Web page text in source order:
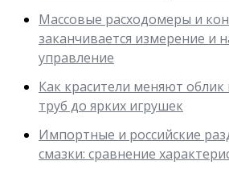
Массовые расходомеры и
заканчивается измерение и
управление
Как красители меняют облик
труб до ярких игрушек
Импортные и российские
смазки: сравнение